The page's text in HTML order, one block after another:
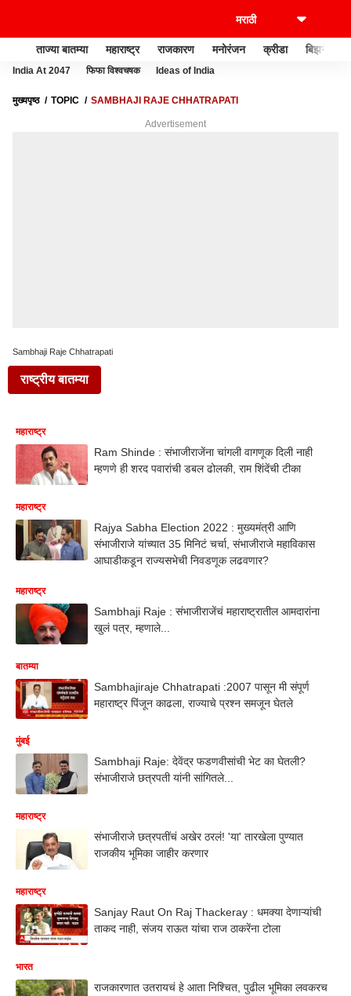
ताज्या बातम्या महाराष्ट्र राजकारण मनोरंजन क्रीडा बिझनेस
India At 2047 फिफा विश्वचषक Ideas of India
मुख्यपृष्ठ TOPIC SAMBHAJI RAJE CHHATRAPATI
Advertisement
Sambhaji Raje Chhatrapati
राष्ट्रीय बातम्या
महाराष्ट्र
Ram Shinde : संभाजीराजेंना चांगली वागणूक दिली नाही
म्हणणे ही शरद पवारांची डबल ढोलकी, राम शिंदेंची टीका
महाराष्ट्र
Rajya Sabha Election 2022 : मुख्यमंत्री आणि
संभाजीराजे यांच्यात 35 मिनिटं चर्चा, संभाजीराजे महाविकास
आघाडीकडून राज्यसभेची निवडणूक लढवणार?
महाराष्ट्र
Sambhaji Raje : संभाजीराजेंचं महाराष्ट्रातील आमदारांना
खुलं पत्र, म्हणाले...
बातम्या
Sambhajiraje Chhatrapati :2007 पासून मी संपूर्ण
महाराष्ट्र पिंजून काढला, राज्याचे प्रश्न समजून घेतले
मुंबई
Sambhaji Raje: देवेंद्र फडणवीसांची भेट का घेतली?
संभाजीराजे छत्रपती यांनी सांगितले...
महाराष्ट्र
संभाजीराजे छत्रपतींचं अखेर ठरलं! 'या' तारखेला पुण्यात
राजकीय भूमिका जाहीर करणार
महाराष्ट्र
Sanjay Raut On Raj Thackeray : धमक्या देणाऱ्यांची
ताकद नाही, संजय राऊत यांचा राज ठाकरेंना टोला
भारत
राजकारणात उतरायचं हे आता निश्चित, पुढील भूमिका लवकरच